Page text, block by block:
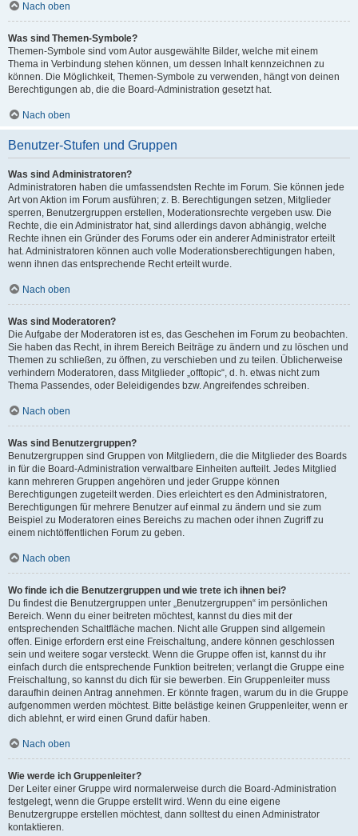
Nach oben
Was sind Themen-Symbole?
Themen-Symbole sind vom Autor ausgewählte Bilder, welche mit einem
Thema in Verbindung stehen können, um dessen Inhalt kennzeichnen zu
können. Die Möglichkeit, Themen-Symbole zu verwenden, hängt von deinen
Berechtigungen ab, die die Board-Administration gesetzt hat.
Nach oben
Benutzer-Stufen und Gruppen
Was sind Administratoren?
Administratoren haben die umfassendsten Rechte im Forum. Sie können jede
Art von Aktion im Forum ausführen; z. B. Berechtigungen setzen, Mitglieder
sperren, Benutzergruppen erstellen, Moderationsrechte vergeben usw. Die
Rechte, die ein Administrator hat, sind allerdings davon abhängig, welche
Rechte ihnen ein Gründer des Forums oder ein anderer Administrator erteilt
hat. Administratoren können auch volle Moderationsberechtigungen haben,
wenn ihnen das entsprechende Recht erteilt wurde.
Nach oben
Was sind Moderatoren?
Die Aufgabe der Moderatoren ist es, das Geschehen im Forum zu beobachten.
Sie haben das Recht, in ihrem Bereich Beiträge zu ändern und zu löschen und
Themen zu schließen, zu öffnen, zu verschieben und zu teilen. Üblicherweise
verhindern Moderatoren, dass Mitglieder „offtopic“, d. h. etwas nicht zum
Thema Passendes, oder Beleidigendes bzw. Angreifendes schreiben.
Nach oben
Was sind Benutzergruppen?
Benutzergruppen sind Gruppen von Mitgliedern, die die Mitglieder des Boards
in für die Board-Administration verwaltbare Einheiten aufteilt. Jedes Mitglied
kann mehreren Gruppen angehören und jeder Gruppe können
Berechtigungen zugeteilt werden. Dies erleichtert es den Administratoren,
Berechtigungen für mehrere Benutzer auf einmal zu ändern und sie zum
Beispiel zu Moderatoren eines Bereichs zu machen oder ihnen Zugriff zu
einem nichtöffentlichen Forum zu geben.
Nach oben
Wo finde ich die Benutzergruppen und wie trete ich ihnen bei?
Du findest die Benutzergruppen unter „Benutzergruppen“ im persönlichen
Bereich. Wenn du einer beitreten möchtest, kannst du dies mit der
entsprechenden Schaltfläche machen. Nicht alle Gruppen sind allgemein
offen. Einige erfordern erst eine Freischaltung, andere können geschlossen
sein und weitere sogar versteckt. Wenn die Gruppe offen ist, kannst du ihr
einfach durch die entsprechende Funktion beitreten; verlangt die Gruppe eine
Freischaltung, so kannst du dich für sie bewerben. Ein Gruppenleiter muss
daraufhin deinen Antrag annehmen. Er könnte fragen, warum du in die Gruppe
aufgenommen werden möchtest. Bitte belästige keinen Gruppenleiter, wenn er
dich ablehnt, er wird einen Grund dafür haben.
Nach oben
Wie werde ich Gruppenleiter?
Der Leiter einer Gruppe wird normalerweise durch die Board-Administration
festgelegt, wenn die Gruppe erstellt wird. Wenn du eine eigene
Benutzergruppe erstellen möchtest, dann solltest du einen Administrator
kontaktieren.